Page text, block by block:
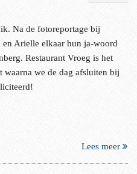
Na de fotoreportage bij
Arielle elkaar hun ja-woord
Restaurant Vroeg is het
waarna we de dag afsluiten bij
Lees meer